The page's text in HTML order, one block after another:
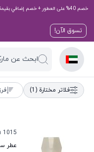
تسوق الآن!
ابحث عن
فلاتر مختارة (1) فرز
1015
عطر